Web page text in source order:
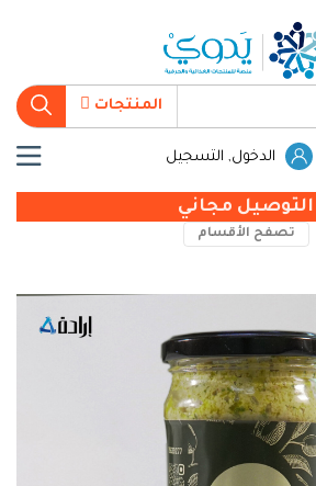
المنتجات
الدخول, التسجيل
التوصيل مجاني
تصفح الأقسام